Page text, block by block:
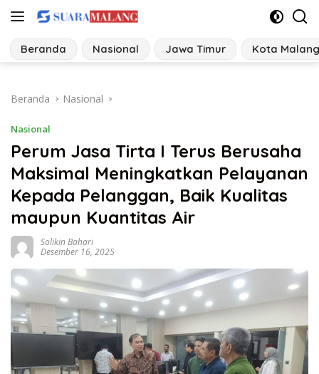
Langsung
konten
Beranda Nasional Jawa Timur Kota Malang
Beranda Nasional
Nasional
Perum Jasa Tirta I Terus Berusaha
Maksimal Meningkatkan Pelayanan
Kepada Pelanggan, Baik Kualitas
maupun Kuantitas Air
Solikin Bahari
Desember 16, 2025